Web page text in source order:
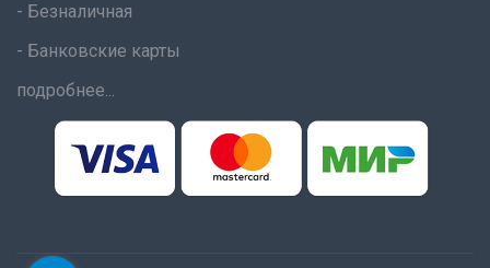
- Безналичная
- Банковские карты
подробнее...